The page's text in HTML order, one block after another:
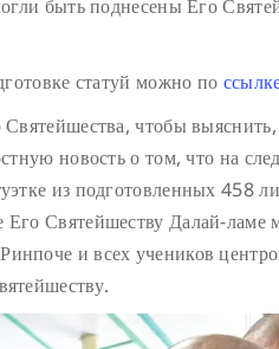
быть поднесены Его
статуй можно по
чтобы выяснить,
новость о том, что на
из подготовленных 458
Святейшеству Далай-ламе
и всех учеников